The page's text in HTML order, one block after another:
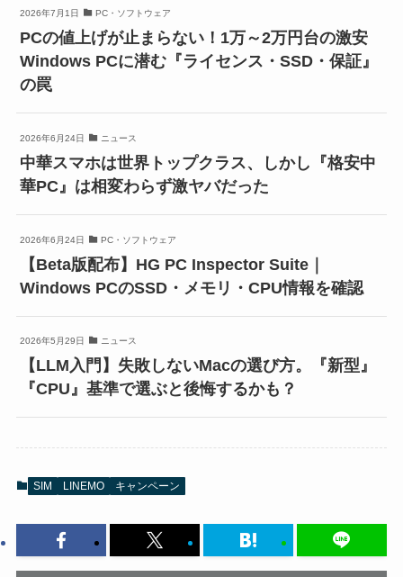
2026年7月1日 PC・ソフトウェア
PCの値上げが止まらない！1万～2万円台の激安
Windows PCに潜む『ライセンス・SSD・保証』
の罠
2026年6月24日 ニュース
中華スマホは世界トップクラス、しかし『格安中
華PC』は相変わらず激ヤバだった
2026年6月24日 PC・ソフトウェア
【Beta版配布】HG PC Inspector Suite｜
Windows PCのSSD・メモリ・CPU情報を確認
2026年5月29日 ニュース
【LLM入門】失敗しないMacの選び方。『新型』
『CPU』基準で選ぶと後悔するかも？
SIM LINEMO キャンペーン